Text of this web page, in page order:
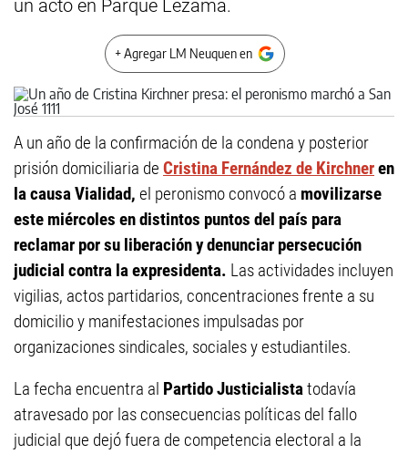
un acto en Parque Lezama.
+ Agregar LM Neuquen en
A un año de la confirmación de la condena y posterior
prisión domiciliaria de Cristina Fernández de Kirchneren
la causa Vialidad, el peronismo convocó a movilizarse
este miércoles en distintos puntos del país para
reclamar por su liberación y denunciar persecución
judicial contra la expresidenta. Las actividades incluyen
vigilias, actos partidarios, concentraciones frente a su
domicilio y manifestaciones impulsadas por
organizaciones sindicales, sociales y estudiantiles.
La fecha encuentra al Partido Justicialistatodavía
atravesado por las consecuencias políticas del fallo
judicial que dejó fuera de competencia electoral a la